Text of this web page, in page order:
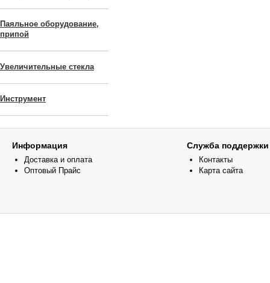
Паяльное оборудование,
припой
Увеличительные стекла
Инструмент
Информация
Доставка и оплата
Оптовый Прайс
Служба поддержки
Контакты
Карта сайта